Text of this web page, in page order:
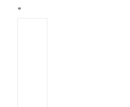
*